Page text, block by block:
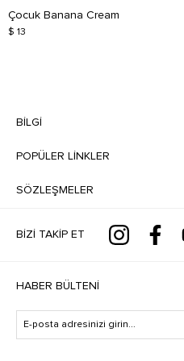
Çocuk Banana Cream
$ 13
BILGI
POPÜLER LİNKLER
SÖZLEŞMELER
BIZI TAKIP ET
HABER BÜLTENI